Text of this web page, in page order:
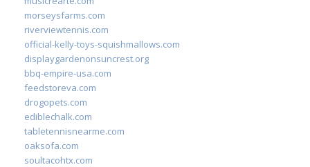
morseysfarms.com
riverviewtennis.com
official-kelly-toys-squishmallows.com
displaygardenonsuncrest.org
bbq-empire-usa.com
feedstoreva.com
drogopets.com
ediblechalk.com
tabletennisnearme.com
oaksofa.com
soultacohtx.com